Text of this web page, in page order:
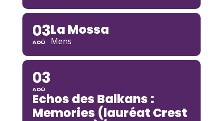
03
AOÛ
La Mossa
Mens
03
AOÛ
Echos des Balkans :
Memories (lauréat Crest